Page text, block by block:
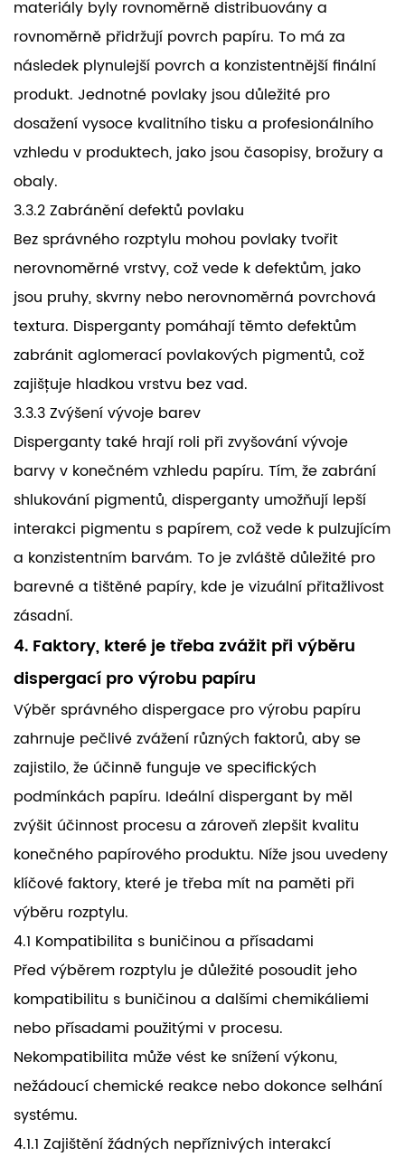
materiály byly rovnoměrně distribuovány a
rovnoměrně přidržují povrch papíru. To má za
následek plynulejší povrch a konzistentnější finální
produkt. Jednotné povlaky jsou důležité pro
dosažení vysoce kvalitního tisku a profesionálního
vzhledu v produktech, jako jsou časopisy, brožury a
obaly.
3.3.2 Zabránění defektů povlaku
Bez správného rozptylu mohou povlaky tvořit
nerovnoměrné vrstvy, což vede k defektům, jako
jsou pruhy, skvrny nebo nerovnoměrná povrchová
textura. Disperganty pomáhají těmto defektům
zabránit aglomerací povlakových pigmentů, což
zajišťuje hladkou vrstvu bez vad.
3.3.3 Zvýšení vývoje barev
Disperganty také hrají roli při zvyšování vývoje
barvy v konečném vzhledu papíru. Tím, že zabrání
shlukování pigmentů, disperganty umožňují lepší
interakci pigmentu s papírem, což vede k pulzujícím
a konzistentním barvám. To je zvláště důležité pro
barevné a tištěné papíry, kde je vizuální přitažlivost
zásadní.
4. Faktory, které je třeba zvážit při výběru
dispergací pro výrobu papíru
Výběr správného dispergace pro výrobu papíru
zahrnuje pečlivé zvážení různých faktorů, aby se
zajistilo, že účinně funguje ve specifických
podmínkách papíru. Ideální dispergant by měl
zvýšit účinnost procesu a zároveň zlepšit kvalitu
konečného papírového produktu. Níže jsou uvedeny
klíčové faktory, které je třeba mít na paměti při
výběru rozptylu.
4.1 Kompatibilita s buničinou a přísadami
Před výběrem rozptylu je důležité posoudit jeho
kompatibilitu s buničinou a dalšími chemikáliemi
nebo přísadami použitými v procesu.
Nekompatibilita může vést ke snížení výkonu,
nežádoucí chemické reakce nebo dokonce selhání
systému.
4.1.1 Zajištění žádných nepříznivých interakcí